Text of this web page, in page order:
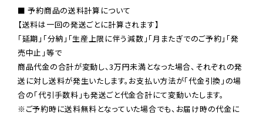
■ 予約商品の送料計算について
【送料は一回の発送ごとに計算されます】
「延期」「分納」「生産上限に伴う減数」「月またぎでのご予約」「発
売中止」等で
商品代金の合計が変動し、3万円未満となった場合、それぞれの発
送に対し送料が発生いたします。お支払い方法が「代金引換」の場
※ご予約時に送料無料となっていた場合でも、お届け時の代金に